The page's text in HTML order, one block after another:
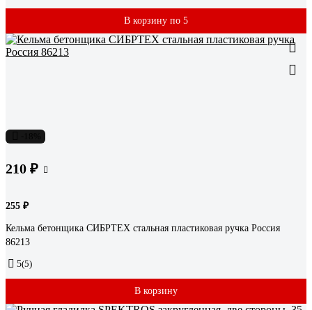
В корзину по 5
210 ₽
255 ₽
Кельма бетонщика СИБРТЕХ стальная пластиковая ручка Россия
86213
5(5)
В корзину